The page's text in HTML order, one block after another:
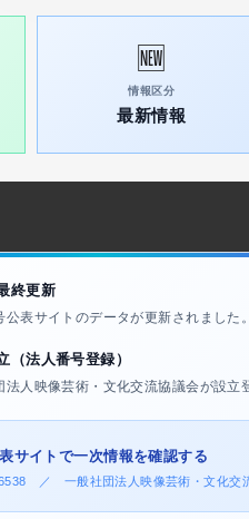
🆕
情報区分
最新情報
終更新
公表サイトのデータが更新されました。
（法人番号登録）
法人映像芸術・文化交流協議会が設立
サイトで一次情報を確認する
／ 一般社団法人映像芸術・文化交